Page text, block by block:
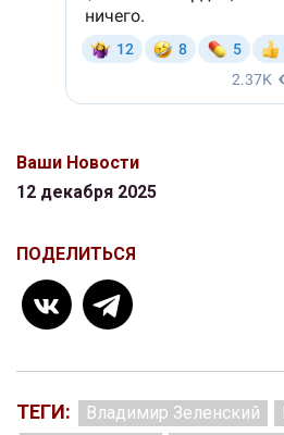
Ваши Новости
12 декабря 2025
ПОДЕЛИТЬСЯ
ТЕГИ: Владимир Зеленский